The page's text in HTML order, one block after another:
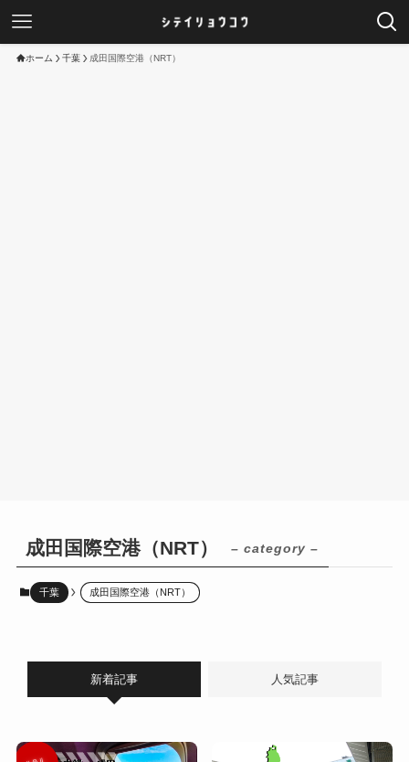
ホーム 千葉 成田国際空港（NRT）
成田国際空港（NRT） – category –
千葉 成田国際空港（NRT）
新着記事 人気記事